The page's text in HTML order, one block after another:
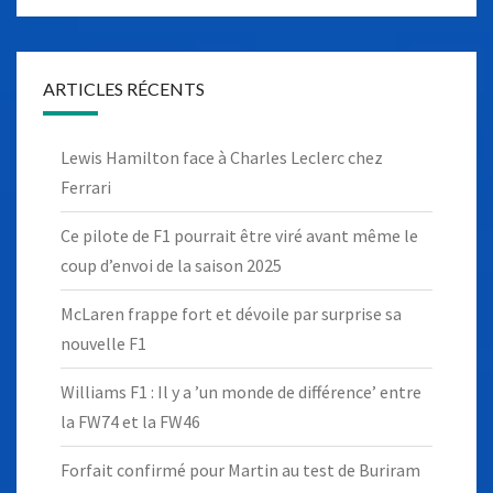
ARTICLES RÉCENTS
Lewis Hamilton face à Charles Leclerc chez
Ferrari
Ce pilote de F1 pourrait être viré avant même le
coup d’envoi de la saison 2025
McLaren frappe fort et dévoile par surprise sa
nouvelle F1
Williams F1 : Il y a ’un monde de différence’ entre
la FW74 et la FW46
Forfait confirmé pour Martin au test de Buriram